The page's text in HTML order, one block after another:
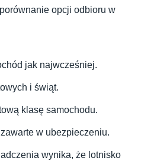
opcji odbioru w
jak najwcześniej.
i świąt.
klasę samochodu.
w ubezpieczeniu.
wynika, że lotnisko